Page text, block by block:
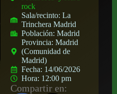
rock
Sala/recinto:La
Trinchera Madrid
Población:Madrid
Provincia:Madrid
(Comunidad de
Madrid)
Fecha: 14/06/2026
Hora: 12:00 pm
Compartir en: